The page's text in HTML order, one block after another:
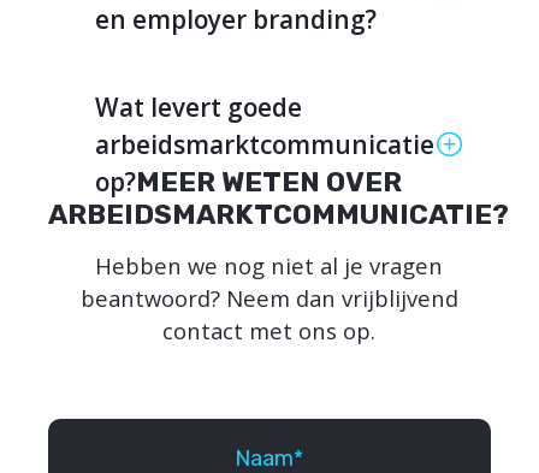
en employer branding?
Wat levert goede
arbeidsmarktcommunicatie
op?MEER WETEN OVER
ARBEIDSMARKTCOMMUNICATIE?
Hebben we nog niet al je vragen
beantwoord? Neem dan vrijblijvend
contact met ons op.
Naam*